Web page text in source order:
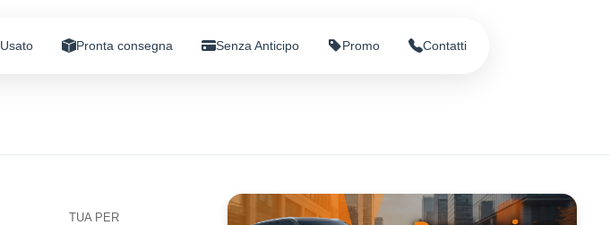
Usato Pronta consegna Senza Anticipo Promo Contatti
TUA PER